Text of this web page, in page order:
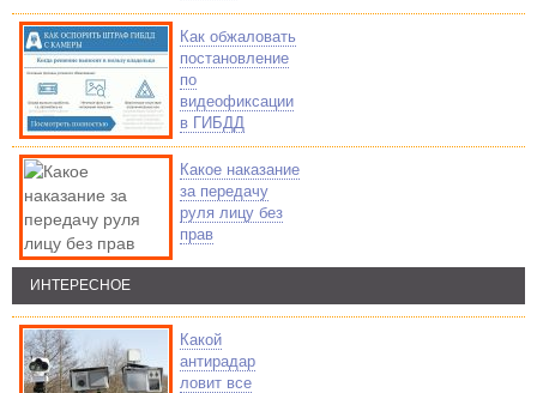
Как обжаловать
постановление
по
видеофиксации
в ГИБДД
Какое наказание
за передачу
руля лицу без
прав
ИНТЕРЕСНОЕ
Какой
антирадар
ловит все